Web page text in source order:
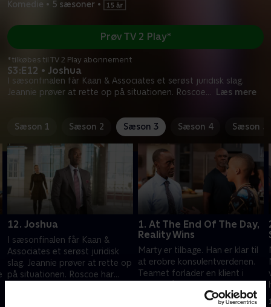
Komedie • 5 sæsoner •
S3:E12 • Joshua
I sæsonfinalen får Kaan & Associates et serøst juridisk slag.
Jeannie prøver at rette op på situationen. Roscoe... Læs mere
Prøv TV 2 Play*
*tilkøbes til TV 2 Play abonnement
Sæson 1 Sæson 2 Sæson 3 Sæson 4 Sæson 5
12. Joshua
I sæsonfinalen får Kaan &
Associates et serøst juridisk
slag. Jeannie prøver at rette op
på situationen. Roscoe har
1. At The End Of The Day,
Reality Wins
Marty er tilbage. Han er klar til
at erobre konsulentverdenen.
Teamet forlader en klient i